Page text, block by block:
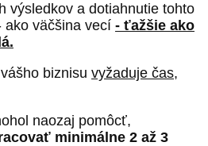
výsledkov a dotiahnutie tohto
ako väčšina vecí - ťažšie ako
biznisu vyžaduje čas,
naozaj pomôcť,
minimálne 2 až 3